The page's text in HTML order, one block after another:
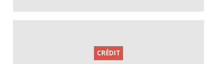
CRÉDIT